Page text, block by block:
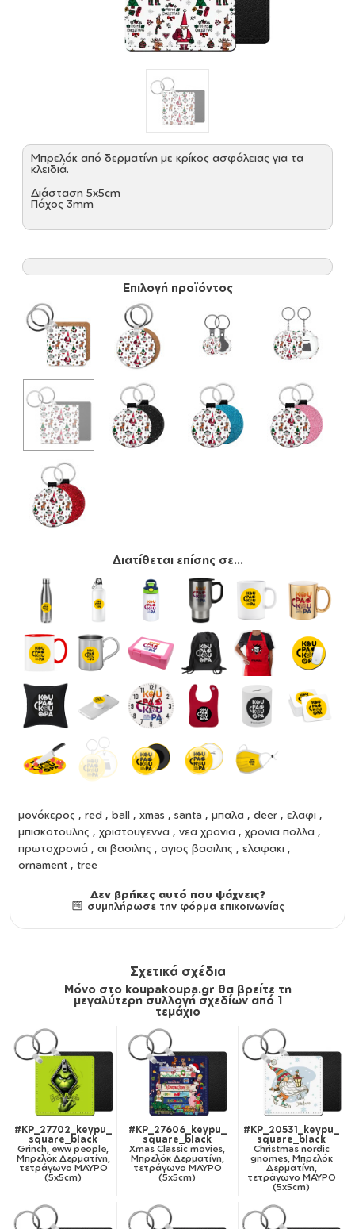
Mπρελόκ από δερματίνη με κρίκος ασφάλειας για τα
κλειδιά.
Διάσταση 5x5cm
Πάχος 3mm
Επιλογή προϊόντος
Διατίθεται επίσης σε...
μονόκερος , red , ball , xmas , santa , μπαλα , deer , ελαφι ,
μπισκοτουλης , χριστουγεννα , νεα χρονια , χρονια πολλα ,
πρωτοχρονιά , αι βασιλης , αγιος βασιλης , ελαφακι ,
ornament , tree
Δεν βρήκες αυτό που ψάχνεις?
συμπλήρωσε την φόρμα επικοινωνίας
Σχετικά σχέδια
Μόνο στο koupakoupa.gr θα βρείτε τη
μεγαλύτερη συλλογή σχεδίων από 1
τεμάχιο
#KP_27702_keypu_
square_black
Grinch, eww people,
Μπρελόκ Δερματίνη,
τετράγωνο ΜΑΥΡΟ
(5x5cm)
#KP_27606_keypu_
square_black
Xmas Classic movies,
Μπρελόκ Δερματίνη,
τετράγωνο ΜΑΥΡΟ
(5x5cm)
#KP_20531_keypu_
square_black
Christmas nordic
gnomes, Μπρελόκ
Δερματίνη,
τετράγωνο ΜΑΥΡΟ
(5x5cm)